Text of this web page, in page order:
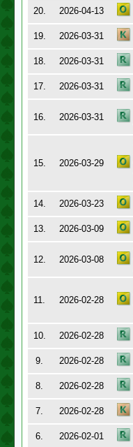
20. 2026-04-13
19.
2026-03-31
18.
2026-03-31
17.
2026-03-31
16. 2026-03-31
15. 2026-03-29
14. 2026-03-23
13.
2026-03-09
12. 2026-03-08
11. 2026-02-28
10. 2026-02-28
9.
2026-02-28
8.
2026-02-28
7.
2026-02-28
6.
2026-02-01